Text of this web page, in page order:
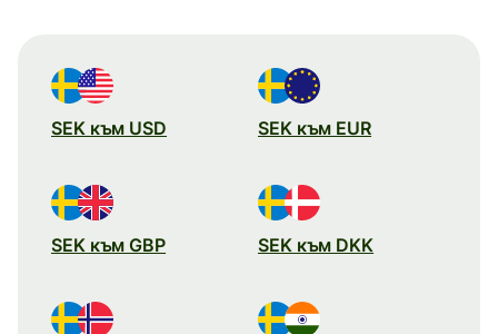
SEK към USD SEK към EUR
SEK към GBP SEK към DKK